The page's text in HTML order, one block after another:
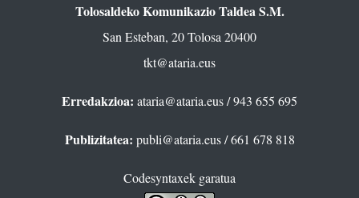
Tolosaldeko Komunikazio Taldea S.M.
San Esteban, 20 Tolosa 20400
tkt@ataria.eus
Erredakzioa: ataria@ataria.eus/ 943 655 695
Publizitatea: publi@ataria.eus/ 661 678 818
Codesyntaxek garatua